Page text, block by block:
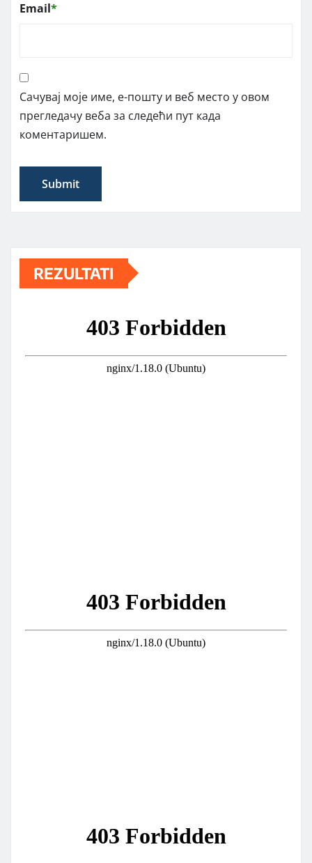
Email*
Сачувај моје име, е-пошту и веб место у овом
прегледачу веба за следећи пут када
коментаришем.
REZULTATI